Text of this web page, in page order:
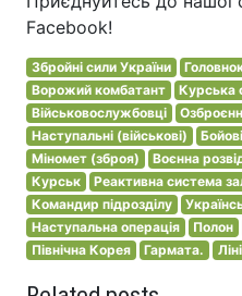
Facebook!
Збройні сили України
Ворожий комбатант
Курська
Військовослужбовці
Наступальні (військові)
Міномет (зброя)
Воєнна
Курськ
Реактивна система
Командир підрозділу
Наступальна операція
Полон
Північна Корея
Гармата.